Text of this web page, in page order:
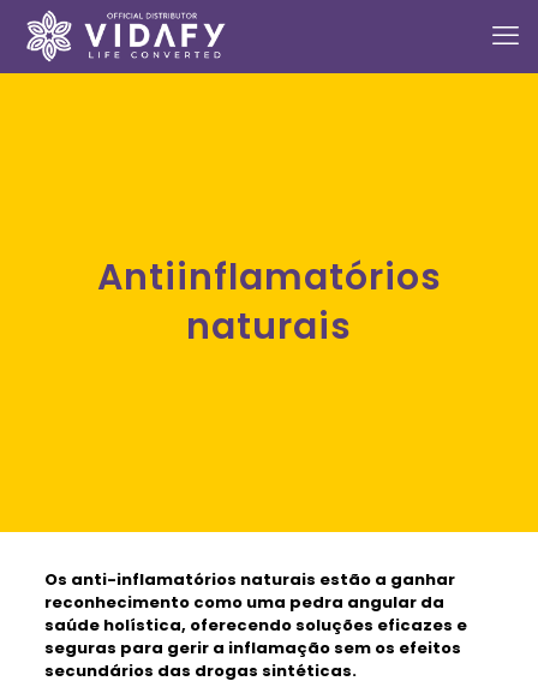
Antiinflamatórios
naturais
Os anti-inflamatórios naturais estão a ganhar
reconhecimento como uma pedra angular da
saúde holística, oferecendo soluções eficazes e
seguras para gerir a inflamação sem os efeitos
secundários das drogas sintéticas.